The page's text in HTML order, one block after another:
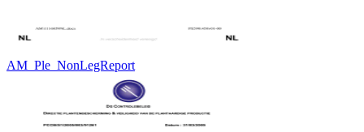
AM_Ple_NonLegReport